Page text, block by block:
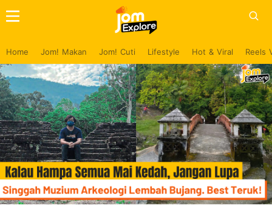
Home Jom! Makan Jom! Cuti Lifestyle Hot & Viral Reels